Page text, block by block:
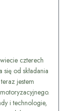
czterech
od składania
jestem
i technologie,